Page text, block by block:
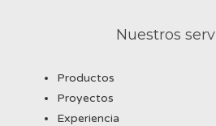
Nuestros
Productos
Proyectos
Experiencia